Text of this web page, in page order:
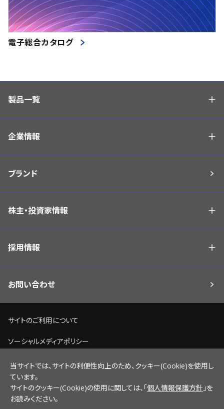
電子総合カタログ
製品一覧
企業情報
ブランド
株主・投資家情報
採用情報
お問い合わせ
サイトのご利用について
ソーシャルメディアポリシー
個人情報保護方針
脆弱性情報開示ポリシー
サイトマップ
当サイトでは、サイトの利便性向上のため、クッキー(Cookie)を使用し
ています。
サイトのクッキー(Cookie)の使用に関しては、「個人情報保護方針 」を
お読みください。